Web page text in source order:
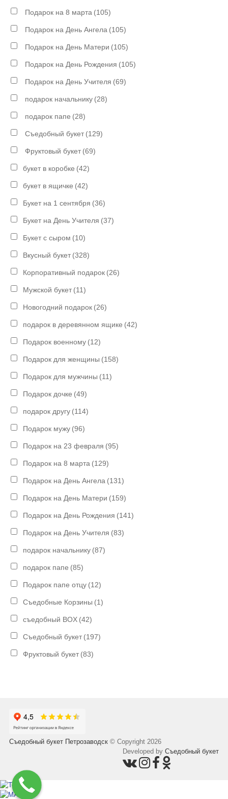
Подарок на 8 марта (105)
Подарок на День Ангела (105)
Подарок на День Матери (105)
Подарок на День Рождения (105)
Подарок на День Учителя (69)
подарок начальнику (28)
подарок папе (28)
Съедобный букет (129)
Фруктовый букет (69)
букет в коробке (42)
букет в ящичке (42)
Букет на 1 сентября (36)
Букет на День Учителя (37)
Букет с сыром (10)
Вкусный букет (328)
Корпоративный подарок (26)
Мужской букет (11)
Новогодний подарок (26)
подарок в деревянном ящике (42)
Подарок военному (12)
Подарок для женщины (158)
Подарок для мужчины (11)
Подарок дочке (49)
подарок другу (114)
Подарок мужу (96)
Подарок на 23 февраля (95)
Подарок на 8 марта (129)
Подарок на День Ангела (131)
Подарок на День Матери (159)
Подарок на День Рождения (141)
Подарок на День Учителя (83)
подарок начальнику (87)
подарок папе (85)
Подарок папе отцу (12)
Съедобные Корзины (1)
съедобный BOX (42)
Съедобный букет (197)
Фруктовый букет (83)
Съедобный букет Петрозаводск © Copyright 2026
Developed byСъедобный букет